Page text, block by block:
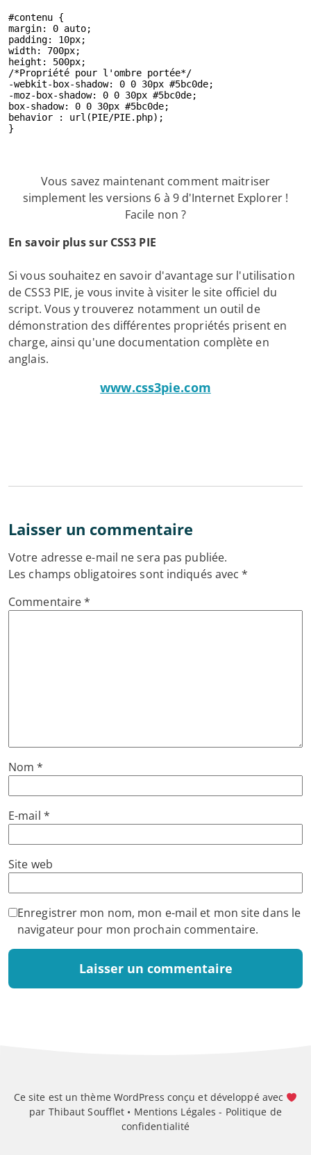
#contenu {
margin: 0 auto;
padding: 10px;
width: 700px;
height: 500px;
/*Propriété pour l'ombre portée*/
-webkit-box-shadow: 0 0 30px #5bc0de;
-moz-box-shadow: 0 0 30px #5bc0de;
box-shadow: 0 0 30px #5bc0de;
behavior : url(PIE/PIE.php);
}
Vous savez maintenant comment maitriser
simplement les versions 6 à 9 d'Internet Explorer !
Facile non ?
En savoir plus sur CSS3 PIE
Si vous souhaitez en savoir d'avantage sur l'utilisation
de CSS3 PIE, je vous invite à visiter le site officiel du
script. Vous y trouverez notamment un outil de
démonstration des différentes propriétés prisent en
charge, ainsi qu'une documentation complète en
anglais.
www.css3pie.com
Laisser un commentaire
Votre adresse e-mail ne sera pas publiée.
Les champs obligatoires sont indiqués avec*
Commentaire*
Nom*
E-mail *
Site web
Enregistrer mon nom, mon e-mail et mon site dans le
navigateur pour mon prochain commentaire.
Ce site est un thème WordPress conçu et développé avec
par Thibaut Soufflet • Mentions Légales - Politique de
confidentialité